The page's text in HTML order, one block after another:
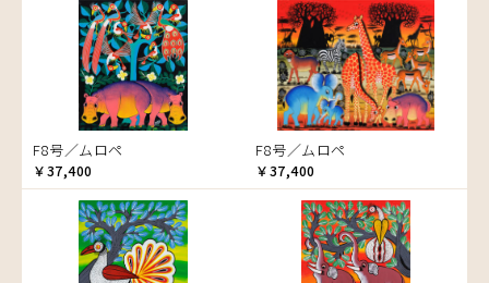
フラミンゴ
ヘビ
ペンギン
星空
マーケット
マサイ
マンゴーの木
水浴び
湖
夕日
F8号／ムロペ
￥37,400
F8号／ムロペ
￥37,400